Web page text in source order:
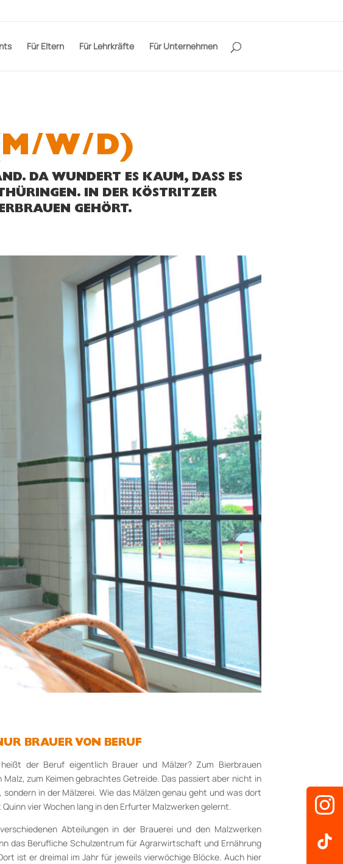
Für Eltern Für Lehrkräfte Für Unternehmen
W/D)
DA WUNDERT ES KAUM, DASS ES
IN DER KÖSTRITZER
GEHÖRT.
BRAUER VON BERUF
der Beruf eigentlich Brauer und Mälzer? Zum Bierbrauen
Malz, zum Keimen gebrachtes Getreide. Das passiert aber nicht in
sondern in der Mälzerei. Wie das Mälzen genau geht und was dort
vier Wochen lang in den Erfurter Malzwerken gelernt.
Abteilungen in der Brauerei und den Malzwerken
das Berufliche Schulzentrum für Agrarwirtschaft und Ernährung
ist er dreimal im Jahr für jeweils vierwöchige Blöcke. Auch hier